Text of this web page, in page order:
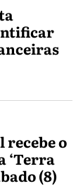
recebe o
‘Terra
(8)